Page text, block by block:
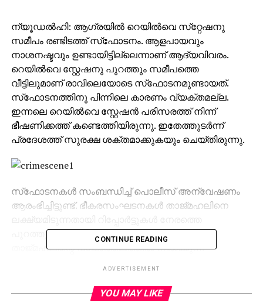
ന്യൂഡല്‍ഹി: ആഗ്രയില്‍ റെയില്‍വെ സ്‌റ്റേഷനു
സമീപം രണ്ടിടത്ത് സ്‌ഫോടനം. ആളപായവും
നാശനഷ്ടവും ഉണ്ടായിട്ടില്ലെന്നാണ് ആദ്യവിവരം.
റെയില്‍വെ സ്റ്റേഷനു പുറത്തും സമീപത്തെ
വീട്ടിലുമാണ് രാവിലെയോടെ സ്‌ഫോടനമുണ്ടായത്.
സ്‌ഫോടനത്തിനു പിന്നിലെ കാരണം വ്യക്തമല്ല.
ഇന്നലെ റെയില്‍വെ സ്റ്റേഷന്‍ പരിസരത്ത് നിന്ന്
ഭീഷണിക്കത്ത് കണ്ടെത്തിയിരുന്നു. ഇതേത്തുടര്‍ന്ന്
പ്രദേശത്ത് സുരക്ഷ ശക്തമാക്കുകയും ചെയ്തിരുന്നു.
സ്‌ഫോടനകള്‍ സംബന്ധിച്ച് പൊലീസ് അന്വേഷണം
ആരംഭിച്ചിട്ടുണ്ട്. ഭീകരസംഘടനകള്‍ താജ്മഹലിനെ
പുറത്തുവന്നിരുന്നു. ആയുധധാരിയായ ആള്‍
താജ്മഹലിന്റെ പശ്ചാത്തലത്തില്‍ നില്‍ക്കുന്ന
പിന്നിലെന്നാണ് സൂചന.
CONTINUE READING
ADVERTISEMENT
YOU MAY LIKE